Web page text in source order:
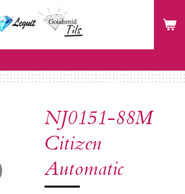
NJ0151-88M
Citizen
Automatic